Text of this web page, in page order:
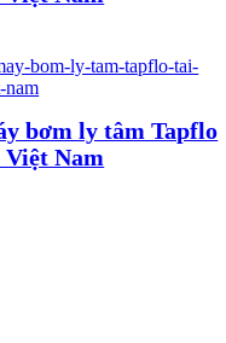
bơm ly tâm Tapflo
Nam